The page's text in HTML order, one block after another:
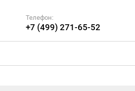
Телефон:
+7 (499) 271-65-52